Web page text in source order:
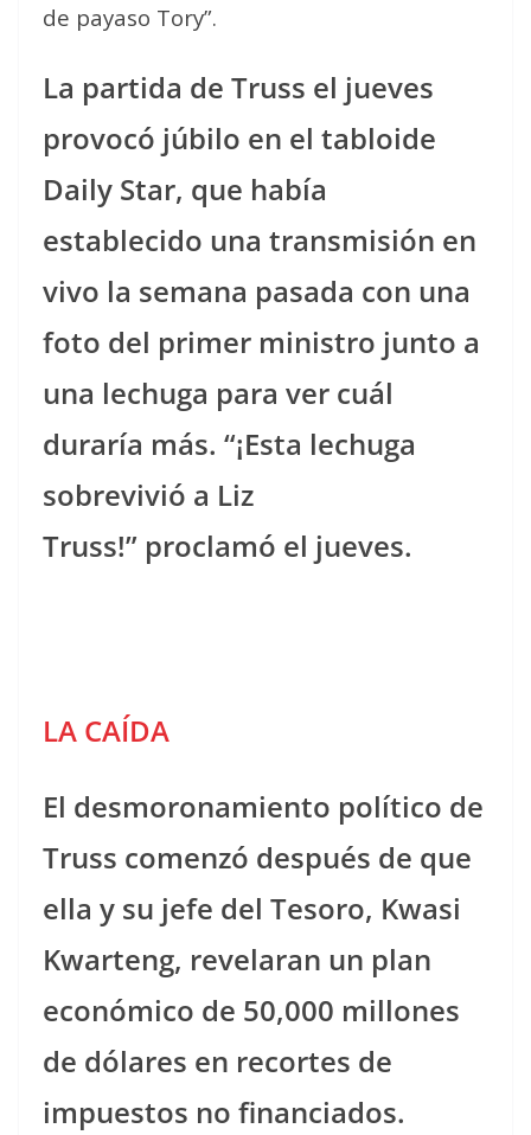
de payaso Tory”.
La partida de Truss el jueves
provocó júbilo en el tabloide
Daily Star, que había
establecido una transmisión en
vivo la semana pasada con una
foto del primer ministro junto a
una lechuga para ver cuál
duraría más. “¡Esta lechuga
sobrevivió a Liz
Truss!” proclamó el jueves.
LA CAÍDA
El desmoronamiento político de
Truss comenzó después de que
ella y su jefe del Tesoro, Kwasi
Kwarteng, revelaran un plan
económico de 50,000 millones
de dólares en recortes de
impuestos no financiados.